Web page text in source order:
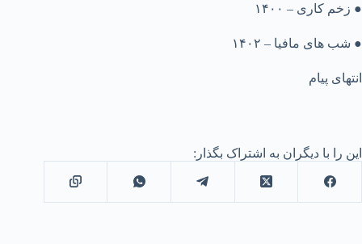
● زخم کاری – ۱۴۰۰
● شب های مافیا – ۱۴۰۲
انتهای پیام
این را با دیگران به اشتراک بگذار: